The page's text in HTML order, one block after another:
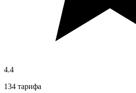
4.4
134 тарифа